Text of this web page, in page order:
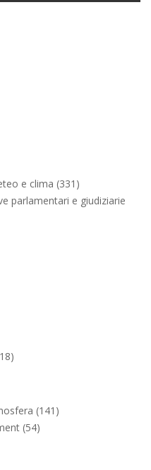
e clima (331)
parlamentari e giudiziarie
(141)
(54)